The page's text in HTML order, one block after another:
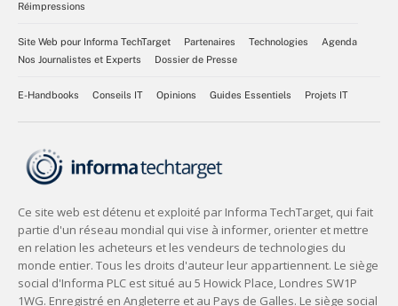
Réimpressions
Site Web pour Informa TechTarget Partenaires Technologies
Agenda
Nos Journalistes et Experts
Dossier de Presse
E-Handbooks Conseils IT Opinions Guides Essentiels Projets IT